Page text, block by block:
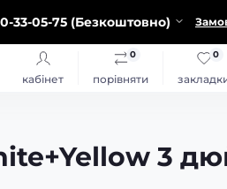
33-05-75 (Безкоштовно)
кабінет порівняти
0 0
3